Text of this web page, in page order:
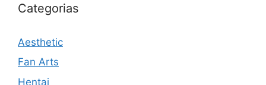
Categorias
Aesthetic
Fan Arts
Hentai